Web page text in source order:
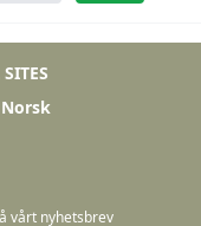
Norsk
vårt nyhetsbrev